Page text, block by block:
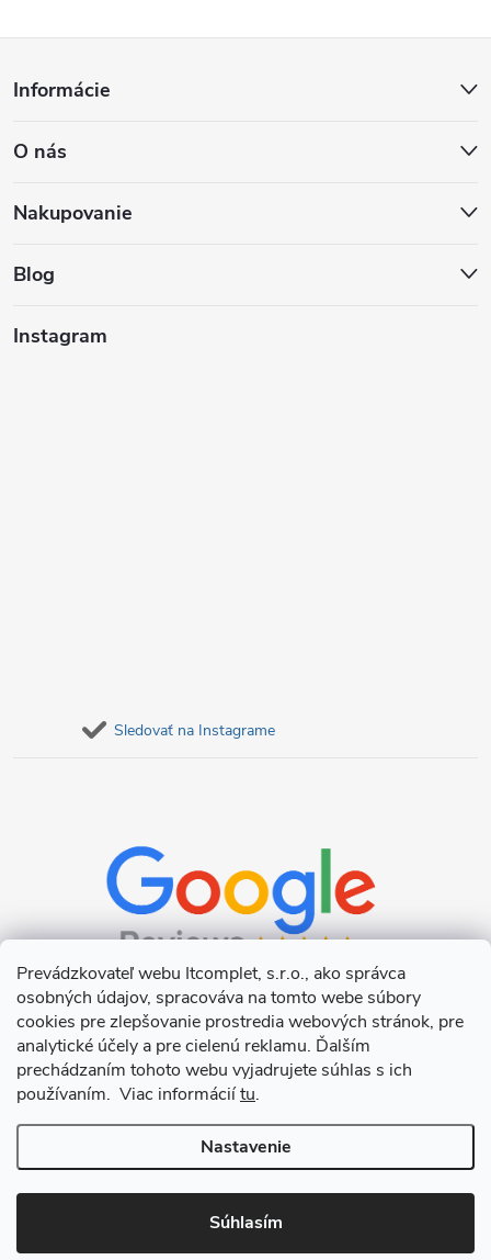
Prevádzkovateľ webu Itcomplet, s.r.o., ako správca
osobných údajov, spracováva na tomto webe súbory
cookies pre zlepšovanie prostredia webových stránok, pre
analytické účely a pre cielenú reklamu. Ďalším
prechádzaním tohoto webu vyjadrujete súhlas s ich
používaním. Viac informáciítu.
Nastavenie
Súhlasím
p
ä
Informácie
O nás
Nakupovanie
Blog
Instagram
Sledovať na Instagrame
Copyright 2026Itcomplet s.r.o.. Všetky práva vyhradené.Upraviť
nastavenie cookies